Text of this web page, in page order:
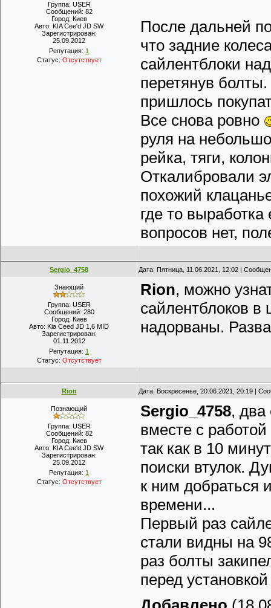
Группа: USER
Сообщений: 82
Город: Киев
Авто: KIA Cee'd JD SW
Зарегистрирован:
25.09.2012
Репутация: 1
Статус: Отсутствует
После дальней
что задние
сайлентблоки
перетянув
пришлось
Все снова ровно
руля на
рейка, тяги,
Откалибровали
похожий
где то
вопросов нет,
Sergio_4758 Дата: Пятница, 11.06.2021, 12:02 |
Знающий
Группа: USER
Сообщений: 280
Город: Киев
Авто: Kia Ceed JD 1,6 MID
Зарегистрирован:
01.11.2012
Репутация: 1
Статус: Отсутствует
Rion, можно
сайлентблоков в
надорваны.
Rion Дата: Воскресенье, 20.06.2021, 20:19 |
Познающий
Группа: USER
Сообщений: 82
Город: Киев
Авто: KIA Cee'd JD SW
Зарегистрирован:
25.09.2012
Репутация: 1
Статус: Отсутствует
Sergio_4758, два
вместе с
так как в 10
поиски втулок.
к ним добраться
времени...
Первый раз
стали видны на
раз болты
перед